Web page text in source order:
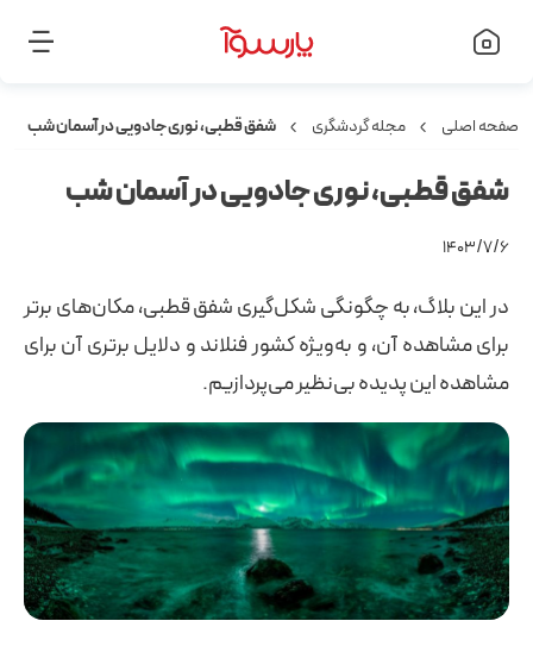
صفحه اصلی مجله گردشگری شفق قطبی، نوری جادویی در آسمان شب
شفق قطبی، نوری جادویی در آسمان شب
۱۴۰۳/۷/۶
در این بلاگ، به چگونگی شکل‌گیری شفق قطبی، مکان‌های برتر
برای مشاهده آن، و به‌ویژه کشور فنلاند و دلایل برتری آن برای
مشاهده این پدیده بی‌نظیر می‌پردازیم.